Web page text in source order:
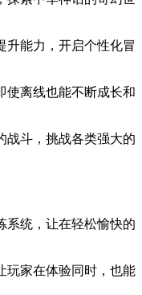
升能力，开启个性化冒
使离线也能不断成长和
战斗，挑战各类强大的
系统，让在轻松愉快的
玩家在体验同时，也能